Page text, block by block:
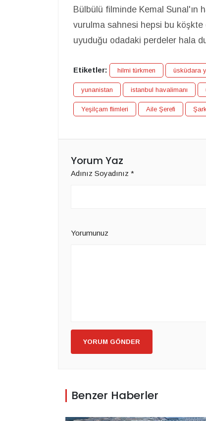
Bülbülü filminde Kemal Sunal'ın
vurulma sahnesi hepsi bu
uyuduğu odadaki perdeler hala
Etiketler: hilmi türkmen üsküdara
yunanistan istanbul havalimanı
Yeşilçam flimleri Aile Şerefi
Yorum Yaz
Adınız Soyadınız *
Yorumunuz
YORUM GÖNDER
Benzer Haberler